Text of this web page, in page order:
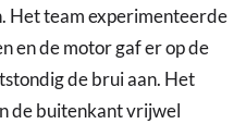
Het team experimenteerde
en de motor gaf er op de
de brui aan. Het
de buitenkant vrijwel